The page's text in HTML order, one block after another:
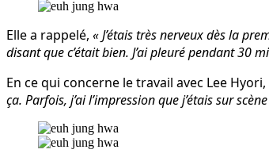
Elle a rappelé, « J’étais très nerveux dès la
disant que c’était bien. J’ai pleuré pendant 30
En ce qui concerne le travail avec Lee
ça. Parfois, j’ai l’impression que j’étais sur